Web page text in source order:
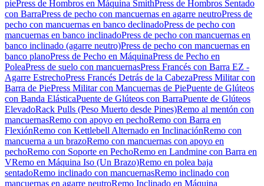
piePress de Hombros en Máquina SmithPress de Hombros Sentado
con BarraPress de pecho con mancuernas en agarre neutroPress de
pecho con mancuernas en banco declinadoPress de pecho con
mancuernas en banco inclinadoPress de pecho con mancuernas en
banco inclinado (agarre neutro)Press de pecho con mancuernas en
banco planoPress de Pecho en MáquinaPress de Pecho en
PoleaPress de suelo con mancuernasPress Francés con Barra EZ -
Agarre EstrechoPress Francés Detrás de la CabezaPress Militar con
Barra de PiePress Militar con Mancuernas de PiePuente de Glúteos
con Banda ElásticaPuente de Glúteos con BarraPuente de Glúteos
ElevadoRack Pulls (Peso Muerto desde Pines)Remo al mentón con
mancuernasRemo con apoyo en pechoRemo con Barra en
FlexiónRemo con Kettlebell Alternado en InclinaciónRemo con
mancuerna a un brazoRemo con mancuernas con apoyo en
pechoRemo con Soporte en PechoRemo en Landmine con Barra en
VRemo en Máquina Iso (Un Brazo)Remo en polea baja
sentadoRemo inclinado con mancuernasRemo inclinado con
mancuernas en agarre neutroRemo Inclinado en Máquina